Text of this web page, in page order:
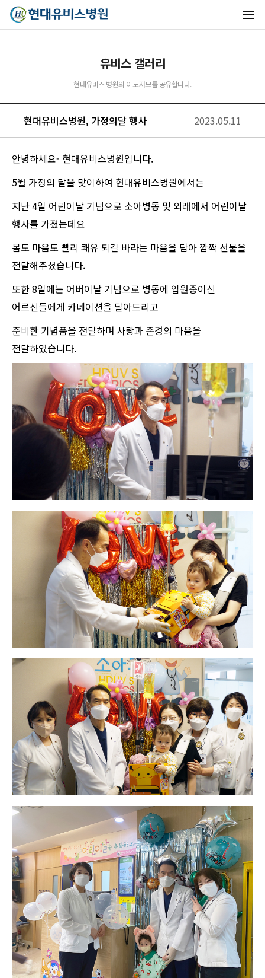
유비스 갤러리
현대유비스 병원의 이모저모를 공유합니다.
현대유비스병원, 가정의달 행사 2023.05.11
안녕하세요- 현대유비스병원입니다.
5월 가정의 달을 맞이하여 현대유비스병원에서는
지난 4일 어린이날 기념으로 소아병동 및 외래에서 어린이날
행사를 가졌는데요
몸도 마음도 빨리 쾌유 되길 바라는 마음을 담아 깜짝 선물을
전달해주셨습니다.
또한 8일에는 어버이날 기념으로 병동에 입원중이신
어르신들에게 카네이션을 달아드리고
준비한 기념품을 전달하며 사랑과 존경의 마음을
전달하였습니다.
유비스AI
실시간 안내중